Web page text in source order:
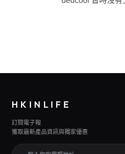
HKINLIFE
訂閱電子報
獲取最新產品資訊與獨家優惠